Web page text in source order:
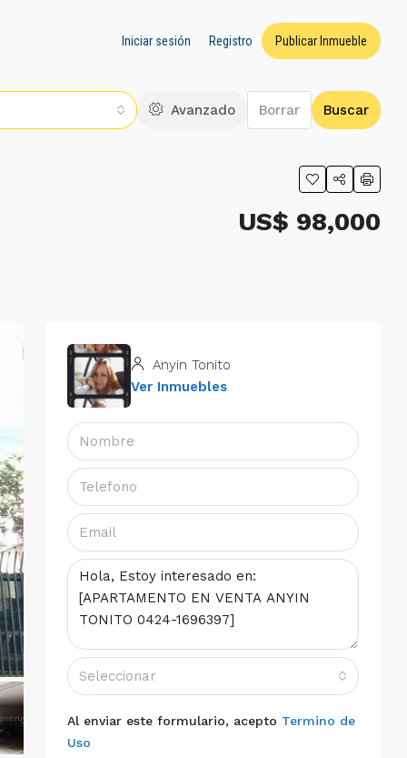
Iniciar sesión Registro Publicar Inmueble
Avanzado Borrar Buscar
US$ 98,000
Anyin Tonito
Ver Inmuebles
Seleccionar
Al enviar este formulario, acepto Termino de
Uso